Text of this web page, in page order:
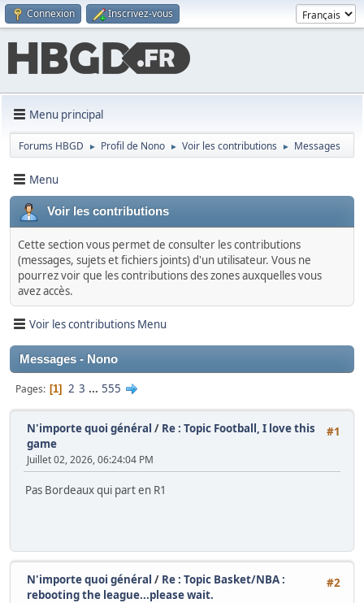
Connexion Inscrivez-vous
Menu principal
Forums HBGD ► Profil de Nono ► Voir les contributions ► Messages
Menu
Voir les contributions
Cette section vous permet de consulter les contributions
(messages, sujets et fichiers joints) d'un utilisateur. Vous ne
pourrez voir que les contributions des zones auxquelles vous
avez accès.
Voir les contributions Menu
Messages - Nono
Pages 1 2 3 ... 555
#1
N'importe quoi général / Re : Topic Football, I love this
game
Juillet 02, 2026, 06:24:04 PM
Pas Bordeaux qui part en R1
#2
N'importe quoi général / Re : Topic Basket/NBA :
rebooting the league...please wait.